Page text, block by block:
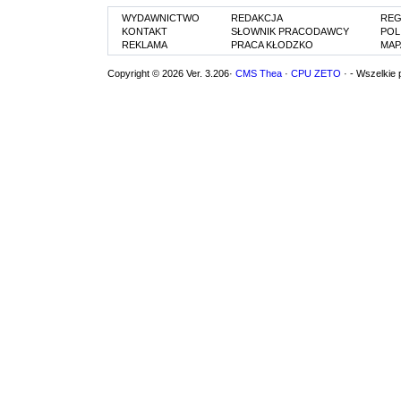
WYDAWNICTWO
KONTAKT
REKLAMA
REDAKCJA
SŁOWNIK PRACODAWCY
PRACA KŁODZKO
Copyright © 2026 Ver. 3.206· CMS Thea · CPU ZETO · - Wszelkie